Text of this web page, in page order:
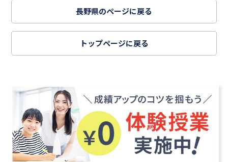
長野県のページに戻る
トップページに戻る